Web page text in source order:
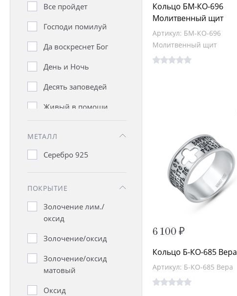
Все пройдет
Господи помилуй
Да воскреснет Бог
День и Ночь
Десять заповедей
Живый в помощи
влюбленных
Молитва к Богородице
Молитвенный щит
Отче Наш
МЕТАЛЛ
Серебро 925
ПОКРЫТИЕ
Золочение лим./
оксид
Золочение/оксид
Золочение/оксид
матовый
Оксид
Кольцо БМ-КО-696
Молитвенный щит
Артикул: БМ-КО-696
Молитвенный щит
6 100 ₽
Кольцо Б-КО-685 Вера
Артикул: Б-КО-685 Вера